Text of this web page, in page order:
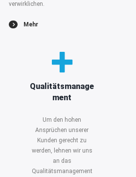
verwirklichen.
Mehr
Mehr
Qualitätsmanage
ment
Um den hohen
Ansprüchen unserer
Kunden gerecht zu
werden, lehnen wir uns
an das
Qualitätsmanagement